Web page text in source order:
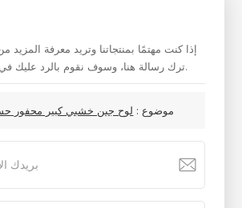
إذا كنت مهتمًا بمنتجاتنا وتريد معرفة المزيد
ترك رسالة هنا، وسوف نقوم بالرد عليك في أقرب وقت ممكن.
موضوع : لوح جبن خشبي كبير محفور